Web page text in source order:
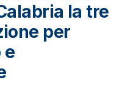
la tre
per
e